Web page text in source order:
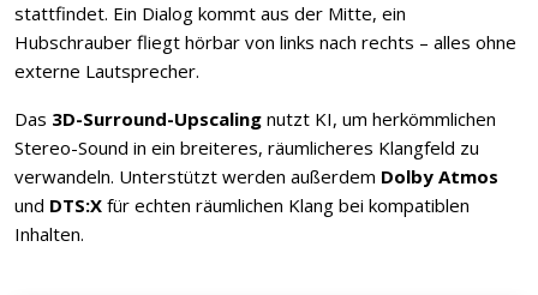
stattfindet. Ein Dialog kommt aus der Mitte, ein
Hubschrauber fliegt hörbar von links nach rechts – alles ohne
externe Lautsprecher.
Das 3D-Surround-Upscaling nutzt KI, um herkömmlichen
Stereo-Sound in ein breiteres, räumlicheres Klangfeld zu
verwandeln. Unterstützt werden außerdem Dolby Atmos
und DTS:X für echten räumlichen Klang bei kompatiblen
Inhalten.